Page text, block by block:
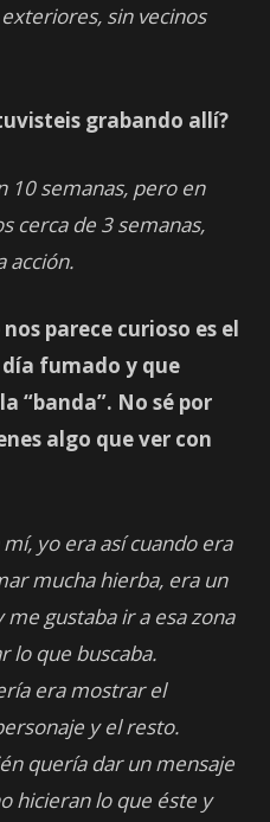
sin vecinos
grabando allí?
10 semanas, pero en
cerca de 3 semanas,
acción.
parece curioso es el
fumado y que
“banda”. No sé por
algo que ver con
mí, yo era así cuando era
mucha hierba, era un
gustaba ir a esa zona
lo que buscaba.
era mostrar el
y el resto.
quería dar un mensaje
hicieran lo que éste y